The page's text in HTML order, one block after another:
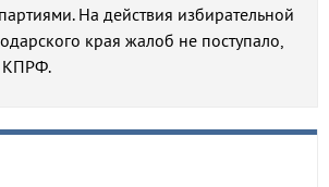
На действия избирательной
края жалоб не поступало,
КПРФ.